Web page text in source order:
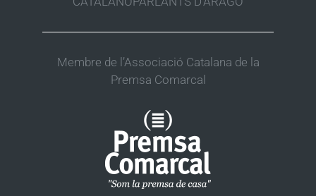
Membre de l’Associació Catalana de la
Premsa Comarcal